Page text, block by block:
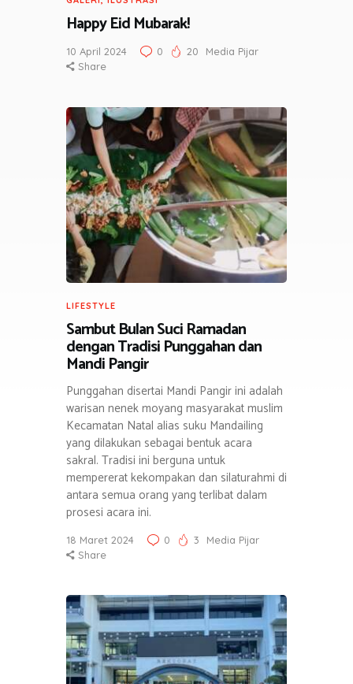
Happy Eid Mubarak!
10 April 2024 0 20
Media Pijar
Share
LIFESTYLE
Sambut Bulan Suci Ramadan
dengan Tradisi Punggahan dan
Mandi Pangir
Punggahan disertai Mandi Pangir ini adalah
warisan nenek moyang masyarakat muslim
Kecamatan Natal alias suku Mandailing
yang dilakukan sebagai bentuk acara
sakral. Tradisi ini berguna untuk
mempererat kekompakan dan silaturahmi di
antara semua orang yang terlibat dalam
prosesi acara ini.
18 Maret 2024 0 3
Media Pijar
Share